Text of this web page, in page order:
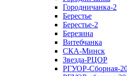
Городничанка-2
Берестье
Берестье-2
Березина
Витебчанка
СКА-Минск
Звезда-РЦОР
РГУОР-Сборная-